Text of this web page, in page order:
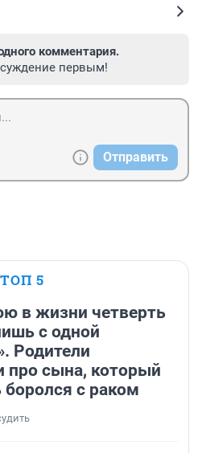
комментария.
первым!
Отправить
ТОП 5
в жизни четверть
с одной
Родители
про сына, который
с раком